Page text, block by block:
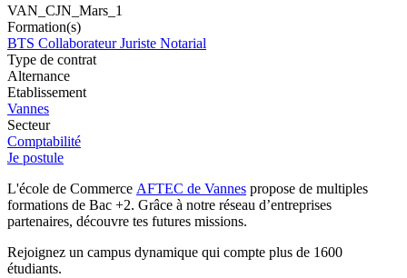
VAN_CJN_Mars_1
Formation(s)
BTS Collaborateur Juriste Notarial
Type de contrat
Alternance
Etablissement
Vannes
Secteur
Comptabilité
Je postule
L'école de Commerce AFTEC de Vannes propose de multiples
formations de Bac +2. Grâce à notre réseau d’entreprises
partenaires, découvre tes futures missions.
Rejoignez un campus dynamique qui compte plus de 1600
étudiants.